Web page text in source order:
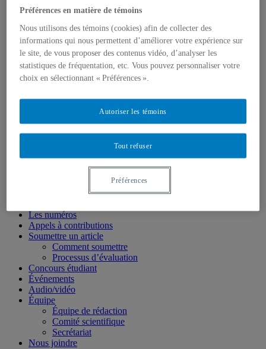
Nouvelles pratiques sociales (NPS)
Les numéros
Appels à contributions
Soumettre un article
Comment soumettre
Processus d’évaluation
Concours étudiant
Événements
Audio/vidéo
Équipe
Équipe de rédaction
Comité scientifique
Secrétariat
Nous joindre
Préférences en matière de témoins
Nous utilisons des témoins (cookies) afin de collecter des
informations qui nous permettent d’améliorer votre expérience sur
le site, de vous proposer des contenus vidéo, d’analyser les
statistiques de fréquentation, etc. Vous pouvez personnaliser votre
choix en sélectionnant « Préférences ».
Tout refuser
Autoriser les témoins
Préférences